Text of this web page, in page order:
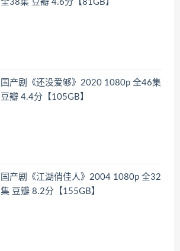
全38集 豆瓣 4.6分【81GB】
国产剧《还没爱够》2020 1080p 全46集
豆瓣 4.4分【105GB】
国产剧《江湖俏佳人》2004 1080p 全32
集 豆瓣 8.2分【155GB】